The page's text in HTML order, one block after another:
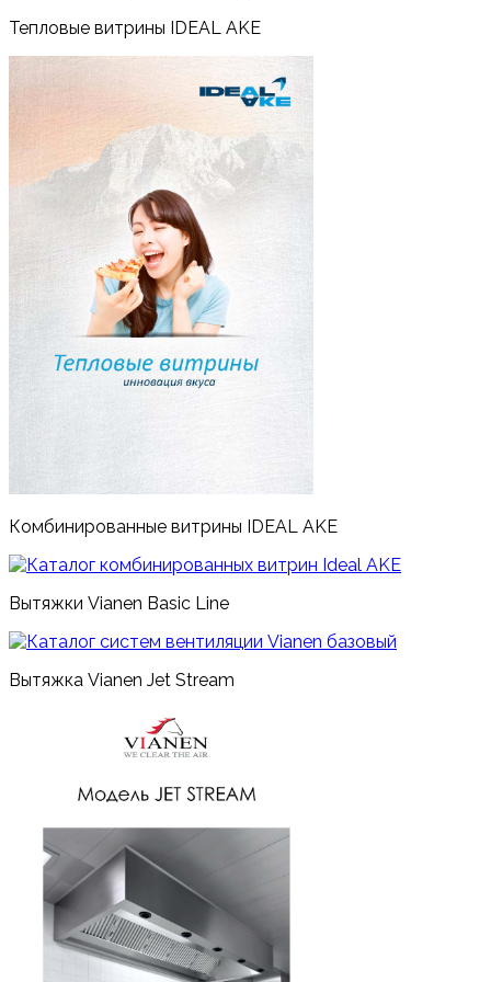
Тепловые витрины IDEAL AKE
Комбинированные витрины IDEAL AKE
Вытяжки Vianen Basic Line
Вытяжка Vianen Jet Stream